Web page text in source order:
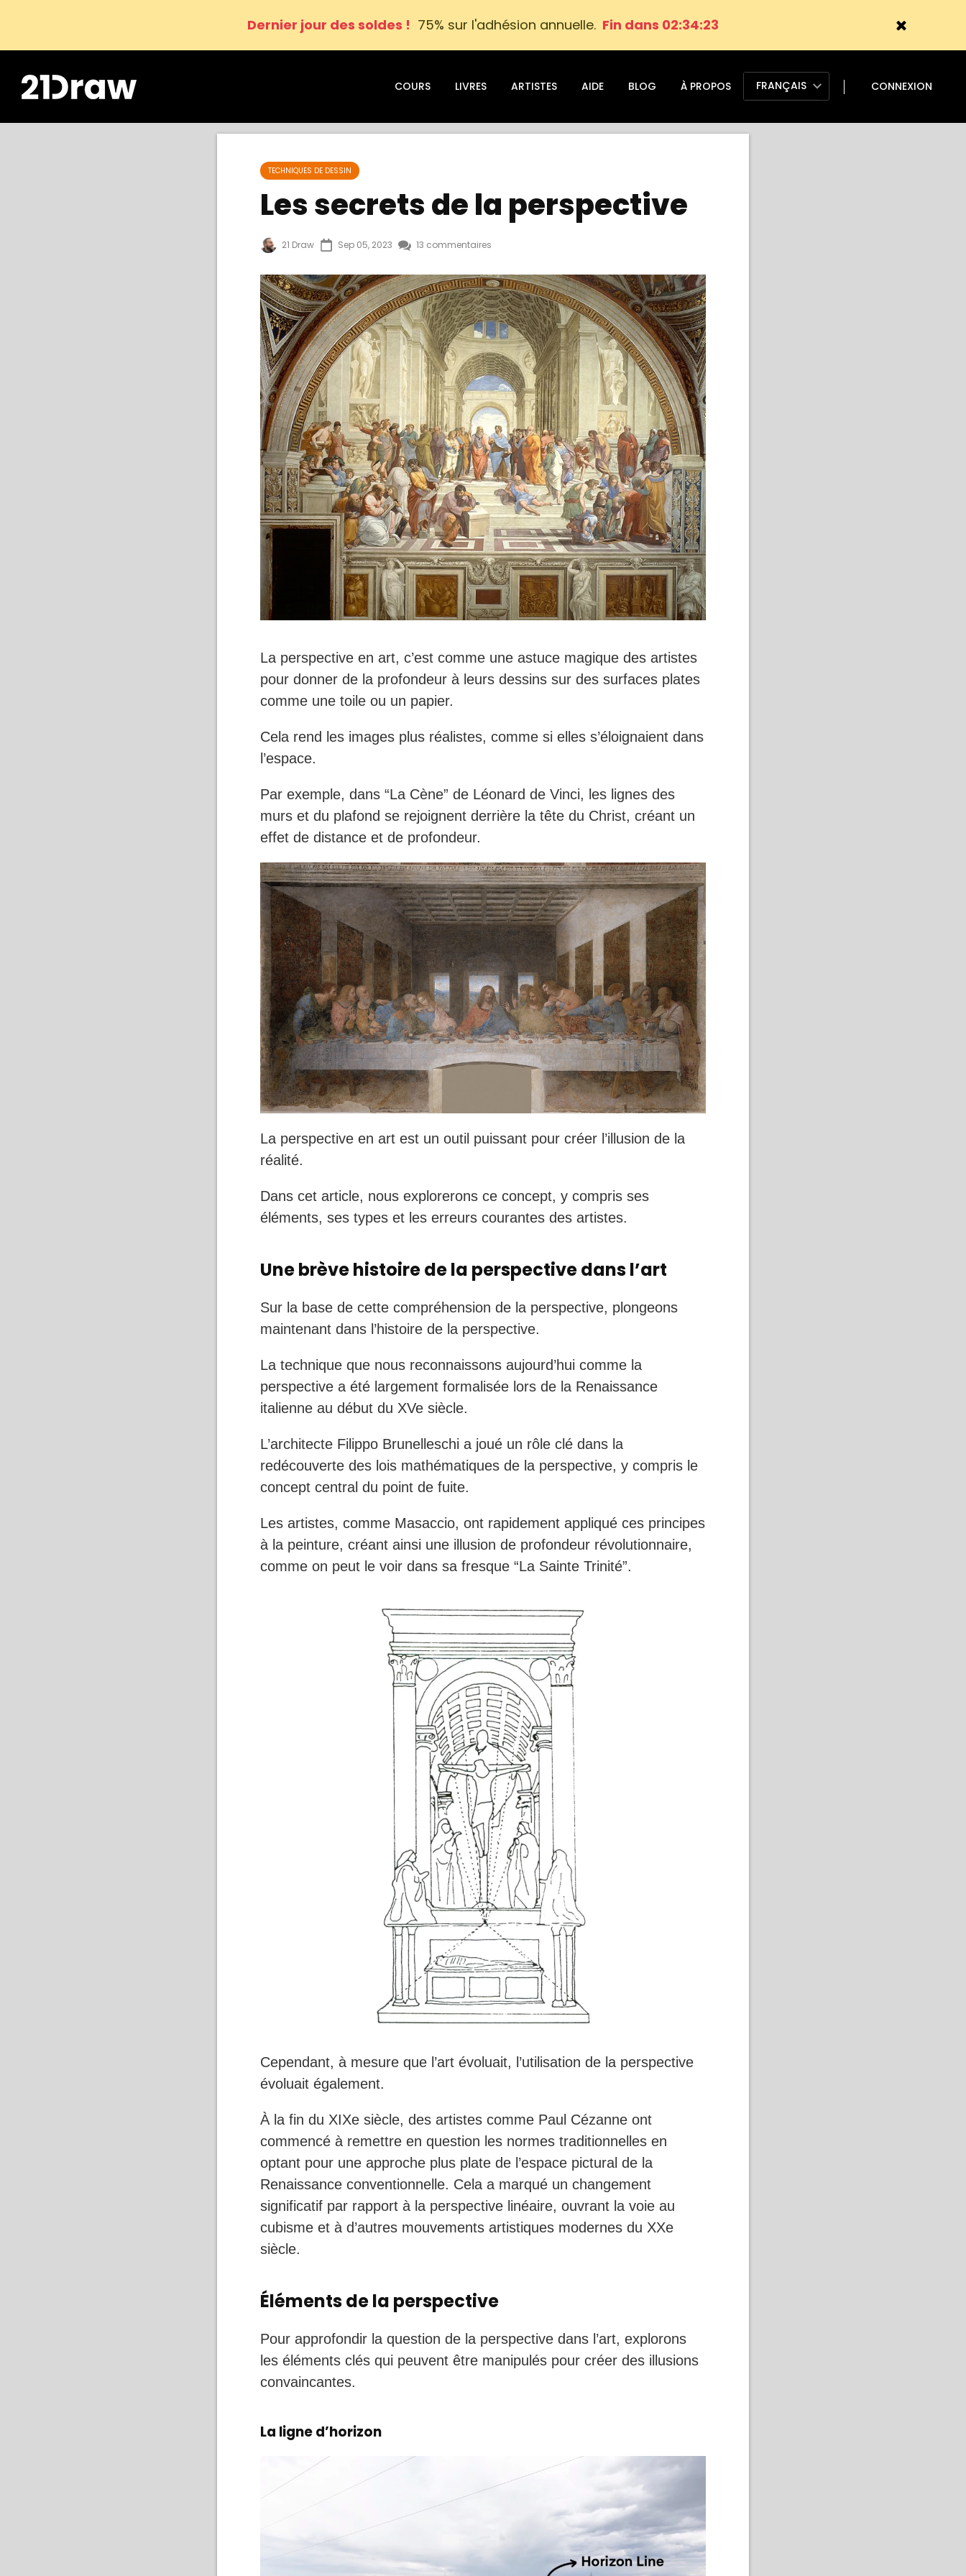
Dernier jour des soldes ! 75% sur l'adhésion annuelle. Fin dans 02:34:22
COURS LIVRES ARTISTES AIDE BLOG À PROPOS FRANÇAIS CONNEXION
TECHNIQUES DE DESSIN
Les secrets de la perspective
21 Draw Sep 05, 2023 13 commentaires
La perspective en art, c’est comme une astuce magique des artistes
pour donner de la profondeur à leurs dessins sur des surfaces plates
comme une toile ou un papier.
Cela rend les images plus réalistes, comme si elles s’éloignaient dans
l’espace.
Par exemple, dans “La Cène” de Léonard de Vinci, les lignes des
murs et du plafond se rejoignent derrière la tête du Christ, créant un
effet de distance et de profondeur.
La perspective en art est un outil puissant pour créer l’illusion de la
réalité.
Dans cet article, nous explorerons ce concept, y compris ses
éléments, ses types et les erreurs courantes des artistes.
Une brève histoire de la perspective dans l’art
Sur la base de cette compréhension de la perspective, plongeons
maintenant dans l’histoire de la perspective.
La technique que nous reconnaissons aujourd’hui comme la
perspective a été largement formalisée lors de la Renaissance
italienne au début du XVe siècle.
L’architecte Filippo Brunelleschi a joué un rôle clé dans la
redécouverte des lois mathématiques de la perspective, y compris le
concept central du point de fuite.
Les artistes, comme Masaccio, ont rapidement appliqué ces principes
à la peinture, créant ainsi une illusion de profondeur révolutionnaire,
comme on peut le voir dans sa fresque “La Sainte Trinité”.
Cependant, à mesure que l’art évoluait, l’utilisation de la perspective
évoluait également.
À la fin du XIXe siècle, des artistes comme Paul Cézanne ont
commencé à remettre en question les normes traditionnelles en
optant pour une approche plus plate de l’espace pictural de la
Renaissance conventionnelle. Cela a marqué un changement
significatif par rapport à la perspective linéaire, ouvrant la voie au
cubisme et à d’autres mouvements artistiques modernes du XXe
siècle.
Éléments de la perspective
Pour approfondir la question de la perspective dans l’art, explorons
les éléments clés qui peuvent être manipulés pour créer des illusions
convaincantes.
La ligne d’horizon